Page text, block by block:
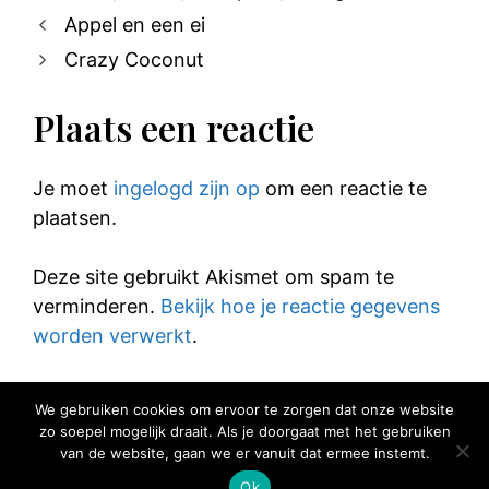
Appel en een ei
Crazy Coconut
Plaats een reactie
Je moet ingelogd zijn op om een reactie te
plaatsen.
Deze site gebruikt Akismet om spam te
verminderen. Bekijk hoe je reactie gegevens
worden verwerkt.
© 2025 Elke Hap Telt
We gebruiken cookies om ervoor te zorgen dat onze website
zo soepel mogelijk draait. Als je doorgaat met het gebruiken
van de website, gaan we er vanuit dat ermee instemt.